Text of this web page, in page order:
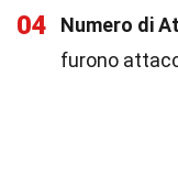
04 Numero di
furono